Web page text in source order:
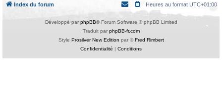
Index du forum Heures au format UTC+01:00
Développé par phpBB® Forum Software © phpBB Limited
Traduit par phpBB-fr.com
Style Prosilver New Edition par ©Fred Rimbert
Confidentialité | Conditions